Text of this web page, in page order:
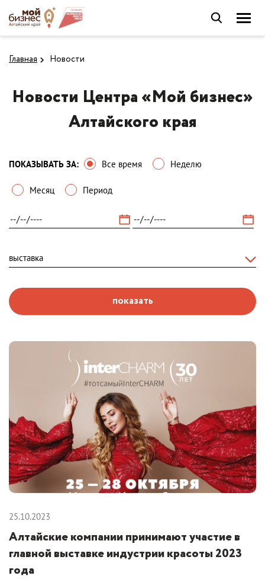
Главная Новости
Новости Центра «Мой бизнес»
Алтайского края
ПОКАЗЫВАТЬ ЗА: Все время Неделю
Месяц Период
показать
25.10.2023
Алтайские компании принимают участие в
главной выставке индустрии красоты 2023
года